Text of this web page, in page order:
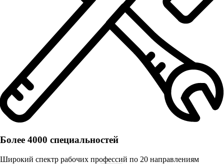
Более 4000 специальностей
Широкий спектр рабочих профессий по 20 направлениям